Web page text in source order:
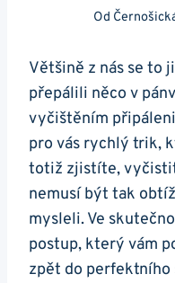
Od
Většině z nás se to
přepálili něco v
vyčištěním
pro vás rychlý trik,
‍totiž zjistíte,
nemusí být tak
mysleli. ⁣Ve
postup, ‍který vám
⁢zpět do perfektního